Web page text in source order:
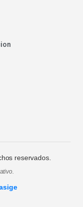
reservados.